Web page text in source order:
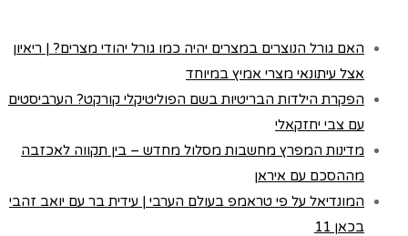
האם גורל הנוצרים במצרים יהיה כמו גורל יהודי מצרים? | ריאיון
אצל עיתונאי מצרי אמיץ במיוחד
הפקרת הילדות הבריטיות בשם הפוליטיקלי קורקט? הערביסטים
עם צבי יחזקאלי
מדינות המפרץ מחשבות מסלול מחדש – בין תקווה לאכזבה
מההסכם עם איראן
המונדיאל על פי טראמפ בעולם הערבי | עידית בר עם יואב זהבי
בכאן 11